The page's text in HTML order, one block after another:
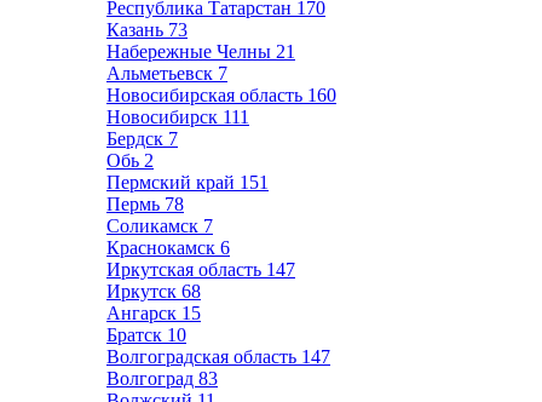
Республика Татарстан 170
Казань 73
Набережные Челны 21
Альметьевск 7
Новосибирская область 160
Новосибирск 111
Бердск 7
Обь 2
Пермский край 151
Пермь 78
Соликамск 7
Краснокамск 6
Иркутская область 147
Иркутск 68
Ангарск 15
Братск 10
Волгоградская область 147
Волгоград 83